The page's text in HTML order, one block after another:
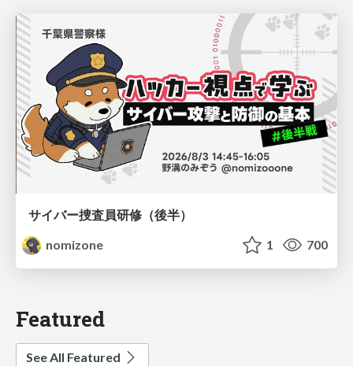
サイバー捜査員研修（後半）
nomizone
1 700
Featured
See All Featured